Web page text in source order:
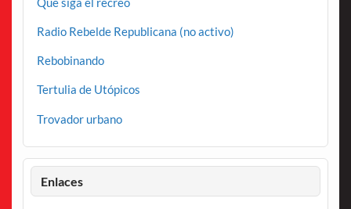
Radio Rebelde Republicana (no activo)
Rebobinando
Tertulia de Utópicos
Trovador urbano
Enlaces